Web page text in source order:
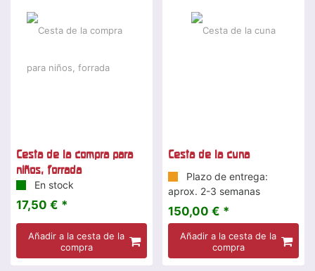
Cesta de la compra para
niños, forrada
En stock
17,50 € *
Añadir a la cesta de la
compra
Cesta de la cuna
Plazo de entrega:
aprox. 2-3 semanas
150,00 € *
Añadir a la cesta de la
compra